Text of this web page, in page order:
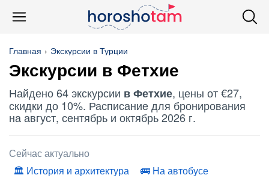
Главная Экскурсии в Турции
Экскурсии в Фетхие
Найдено 64 экскурсии в Фетхие, цены от €27,
скидки до 10%. Расписание для бронирования
на август, сентябрь и октябрь 2026 г.
Сейчас актуально
История и архитектура
На автобусе